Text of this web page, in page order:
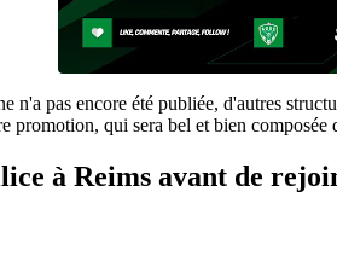
pas encore été publiée, d'autres
qui sera bel et bien composée
à Reims avant de